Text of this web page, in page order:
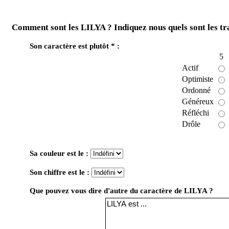
Comment sont les LILYA ? Indiquez nous quels sont les
Son caractère est plutôt * :
5
Actif
Optimiste
Ordonné
Généreux
Réfléchi
Drôle
Sa couleur est le :
Son chiffre est le :
Que pouvez vous dire d'autre du caractère de LILYA ?